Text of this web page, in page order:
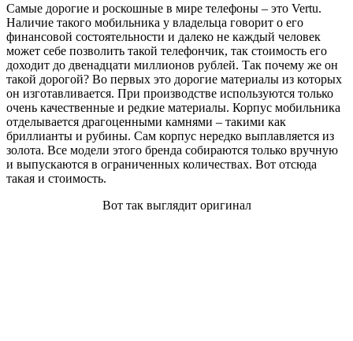
Самые дорогие и роскошные в мире телефоны – это Vertu.
Наличие такого мобильника у владельца говорит о его
финансовой состоятельности и далеко не каждый человек
может себе позволить такой телефончик, так стоимость его
доходит до двенадцати миллионов рублей. Так почему же он
такой дорогой? Во первых это дорогие материалы из которых
он изготавливается. При производстве используются только
очень качественные и редкие материалы. Корпус мобильника
отделывается драгоценными камнями – такими как
бриллианты и рубины. Сам корпус нередко выплавляется из
золота. Все модели этого бренда собираются только вручную
и выпускаются в ограниченных количествах. Вот отсюда
такая и стоимость.
Вот так выглядит оригинал